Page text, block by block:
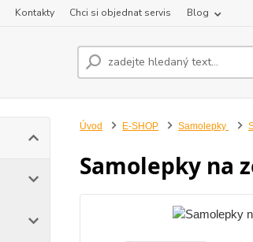
Kontakty Chci si objednat servis Blog
Úvod E-SHOP Samolepky
Samolepky na